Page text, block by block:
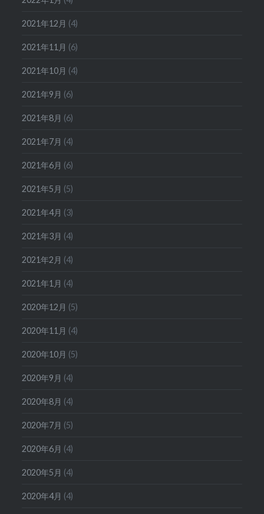
2021年12月 (4)
2021年11月 (6)
2021年10月 (4)
2021年9月 (6)
2021年8月 (6)
2021年7月 (4)
2021年6月 (6)
2021年5月 (5)
2021年4月 (3)
2021年3月 (4)
2021年2月 (4)
2021年1月 (4)
2020年12月 (5)
2020年11月 (4)
2020年10月 (5)
2020年9月 (4)
2020年8月 (4)
2020年7月 (5)
2020年6月 (4)
2020年5月 (4)
2020年4月 (4)